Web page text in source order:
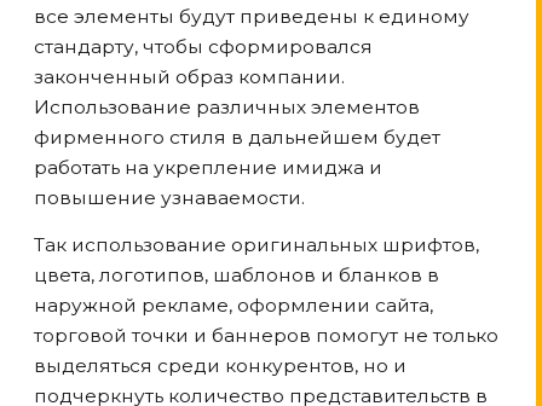
все элементы будут приведены к единому
стандарту, чтобы сформировался
законченный образ компании.
Использование различных элементов
фирменного стиля в дальнейшем будет
работать на укрепление имиджа и
повышение узнаваемости.
Так использование оригинальных шрифтов,
цвета, логотипов, шаблонов и бланков в
наружной рекламе, оформлении сайта,
торговой точки и баннеров помогут не только
выделяться среди конкурентов, но и
подчеркнуть количество представительств в